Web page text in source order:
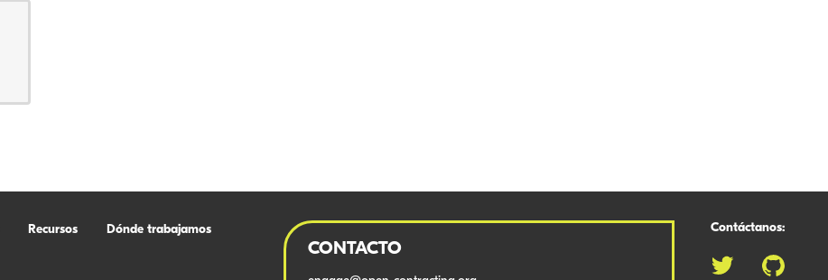
Recursos Dónde trabajamos
CONTACTO
Contáctanos: